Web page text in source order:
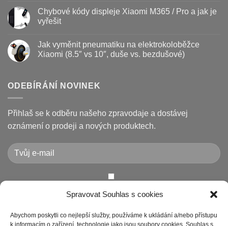
Spravovat Souhlas s cookies
Abychom poskytli co nejlepší služby, používáme k ukládání a/nebo přístupu
k informacím o zařízení, technologie jako jsou soubory cookies. Souhlas s
jak
prodloužit
životnost
vyměnit
brzdové
destičky
na
koloběžce
u
textu
s
poruchy
koloběžek
Kugoo
opravit
Chybové kódy displeje Xiaomi M365 / Pro a jak je
vyřešit
textu
s
displeje
Xiaomi
Pro
a
jak
je
Jak vyměnit pneumatiku na elektrokoloběžce
Xiaomi (8.5″ vs 10″, duše vs. bezdušové)
textu
s
vyměnit
pneumatiku
na
elektrokoloběžce
(8.5″
vs
10″,
duše
ODEBÍRÁNÍ NOVINEK
Přihlaš se k odběru našeho zpravodaje a dostávej
oznámení o prodeji a nových produktech.
Chcete-li odeslat tento formulář, musíte přijmout naše